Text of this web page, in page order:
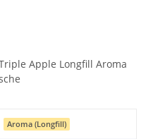
Apple Longfill Aroma
Aroma (Longfill)